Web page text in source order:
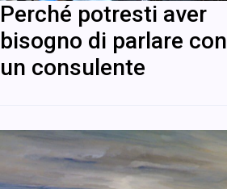
Perché potresti aver
bisogno di parlare con
un consulente